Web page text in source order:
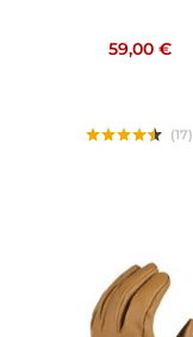
59,00 €
(17)